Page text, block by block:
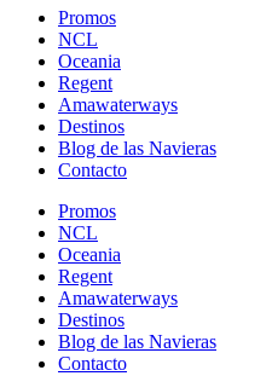
Promos
NCL
Oceania
Regent
Amawaterways
Destinos
Blog de las Navieras
Contacto
Promos
NCL
Oceania
Regent
Amawaterways
Destinos
Blog de las Navieras
Contacto